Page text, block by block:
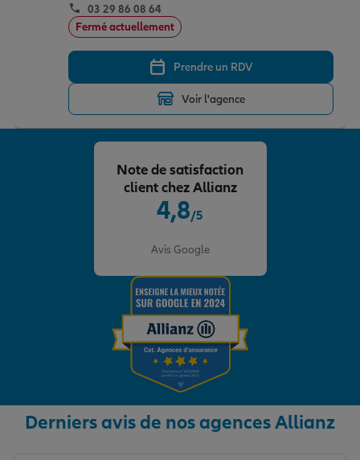
03 29 86 08 64
Fermé actuellement
Prendre un RDV
Voir l'agence
4,8/5
Avis Google
Note de satisfaction
client chez Allianz
Derniers avis de nos agences Allianz